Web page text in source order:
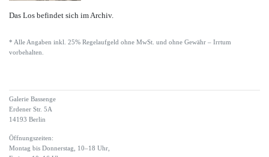
Das Los befindet sich im Archiv.
* Alle Angaben inkl. 25% Regelaufgeld ohne MwSt. und ohne Gewähr – Irrtum
vorbehalten.
Galerie Bassenge
Erdener Str. 5A
14193 Berlin
Öffnungszeiten:
Montag bis Donnerstag, 10–18 Uhr,